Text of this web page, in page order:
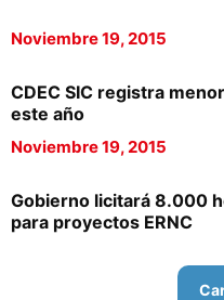
Noviembre 19, 2015
CDEC SIC registra
este año
Noviembre 19, 2015
Gobierno licitará 8.000
para proyectos ERNC